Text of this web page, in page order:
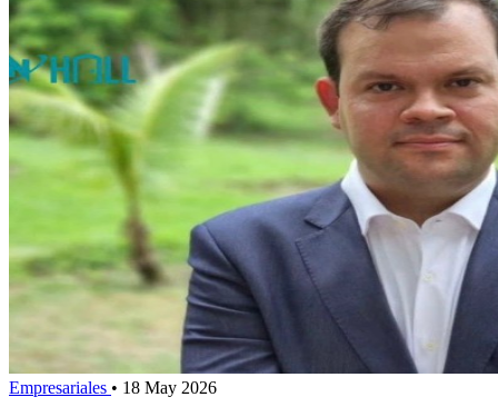
Empresariales • 18 May 2026